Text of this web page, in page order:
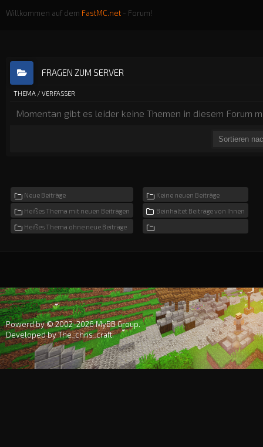
Willkommen auf dem FastMC.net - Forum!
FRAGEN ZUM SERVER
THEMA / VERFASSER
Momentan gibt es leider keine Themen in diesem Forum
Neue Beiträge
Heißes Thema mit neuen Beiträgen
Heißes Thema ohne neue Beiträge
Keine neuen Beiträge
Beinhaltet Beiträge von Ihnen
Powerd by © 2002-2026MyBB Group.
Developed byThe_chris_craft.